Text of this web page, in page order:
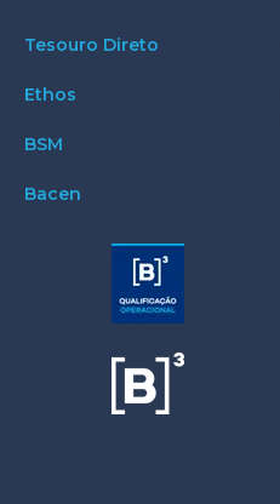
Tesouro Direto
Ethos
BSM
Bacen